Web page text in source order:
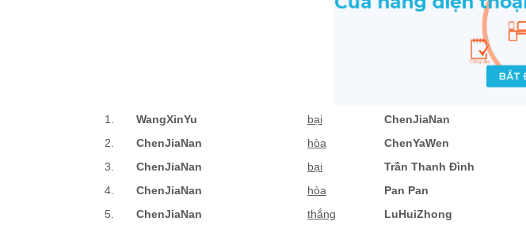
1. WangXinYu bại ChenJiaNan
2.
ChenJiaNan hòa ChenYaWen
3.
ChenJiaNan bại Trần Thanh Đình
4.
ChenJiaNan hòa Pan Pan
5.
ChenJiaNan thắng LuHuiZhong